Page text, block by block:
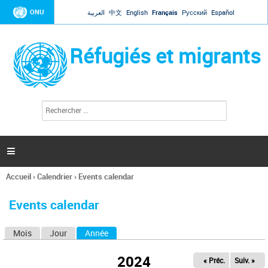
Jump to navigation
ONU العربية 中文 English Français Русский Español
Réfugiés et migrants
l
c
h
e

Vous
ici
Accueil›Calendrier› Events calendar
Events calendar
Mois Jour Année
2024 « Préc. Suiv. »